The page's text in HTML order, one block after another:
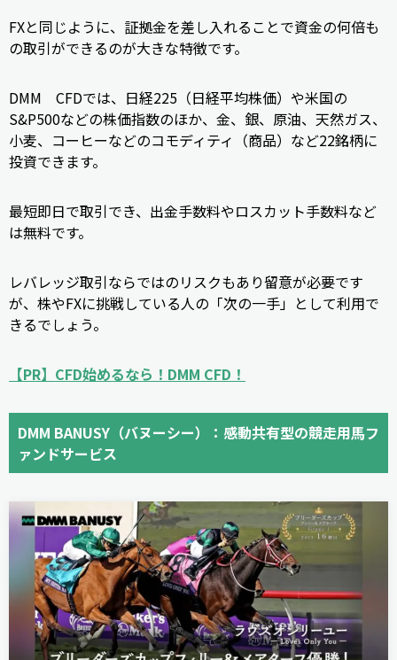
FXと同じように、証拠金を差し入れることで資金の何倍も
の取引ができるのが大きな特徴です。
DMM CFDでは、日経225（日経平均株価）や米国の
S&P500などの株価指数のほか、金、銀、原油、天然ガス、
小麦、コーヒーなどのコモディティ（商品）など22銘柄に
投資できます。
最短即日で取引でき、出金手数料やロスカット手数料など
は無料です。
レバレッジ取引ならではのリスクもあり留意が必要です
が、株やFXに挑戦している人の「次の一手」として利用で
きるでしょう。
【PR】CFD始めるなら！DMM CFD！
DMM BANUSY（バヌーシー）：感動共有型の競走用馬フ
ァンドサービス